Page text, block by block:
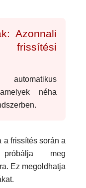
Azonnali
frissítési
néha
a frissítés során a
próbálja meg
Ez megoldhatja